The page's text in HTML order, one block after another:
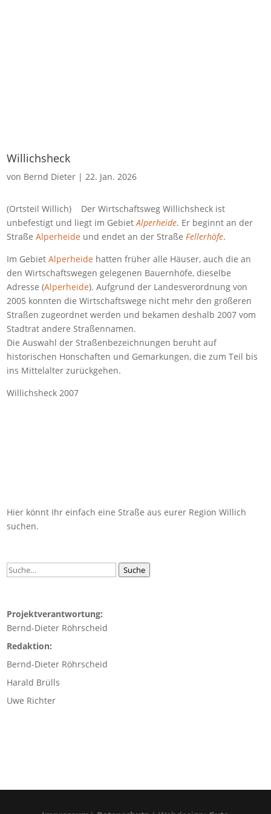
Willichsheck
von Bernd Dieter |22. Jan. 2026
(Ortsteil Willich) Der Wirtschaftsweg Willichsheck ist
unbefestigt und liegt im GebietAlperheide. Er beginnt an der
StraßeAlperheide und endet an der StraßeFellerhöfe.
Im GebietAlperheide hatten früher alle Häuser, auch die an
den Wirtschaftswegen gelegenen Bauernhöfe, dieselbe
Adresse (Alperheide). Aufgrund der Landesverordnung von
2005 konnten die Wirtschaftswege nicht mehr den größeren
Straßen zugeordnet werden und bekamen deshalb 2007 vom
Stadtrat andere Straßennamen.
Die Auswahl der Straßenbezeichnungen beruht auf
historischen Honschaften und Gemarkungen, die zum Teil bis
ins Mittelalter zurückgehen.
Willichsheck 2007
Hier könnt Ihr einfach eine Straße aus eurer Region Willich
suchen.
Suche Suche
Projektverantwortung:
Bernd-Dieter Röhrscheid
Redaktion:
Bernd-Dieter Röhrscheid
Harald Brülls
Uwe Richter